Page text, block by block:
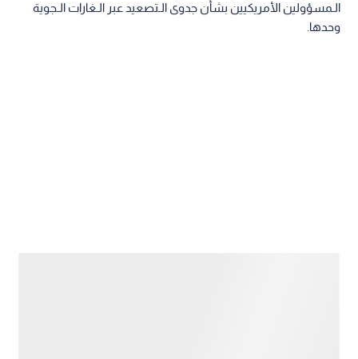
الـمسؤولين الأمريكيين بشأن جدوى الـتصعيد عبر الـغارات الـجوية
وحدها.